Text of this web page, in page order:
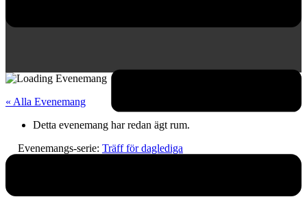
« Alla Evenemang
Detta evenemang har redan ägt rum.
Evenemangs-serie: Träff för daglediga